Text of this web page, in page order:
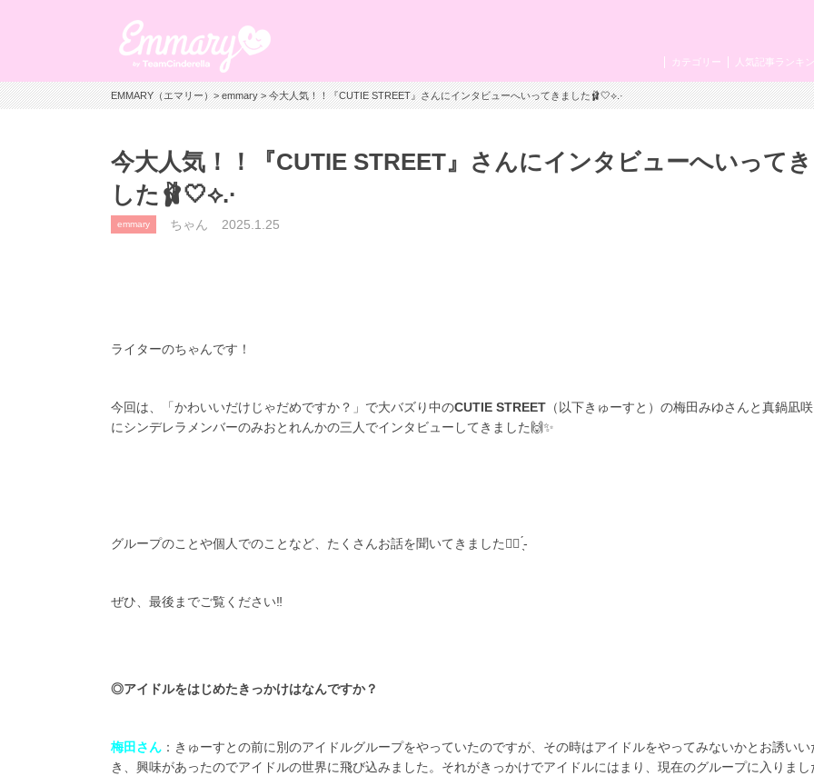
人気記事ランキ
カテゴリー
EMMARY（エマリー）>emmary> 今大人気！！『CUTIE STREET』さんにインタビューへいってきました🩰🤍⟡.·
今大人気！！『CUTIE STREET』さんにインタビューへいってき
した🩰🤍⟡.·
emmary ちゃん 2025.1.25
ライターのちゃんです！
今回は、「かわいいだけじゃだめですか？」で大バズり中のCUTIE STREET （以下きゅーすと）の梅田みゆさんと真鍋凪
にシンデレラメンバーのみおとれんかの三人でインタビューしてきました🙌✨
グループのことや個人でのことなど、たくさんお話を聞いてきました👂🏻 ̖́-
ぜひ、最後までご覧ください‼️
◎アイドルをはじめたきっかけはなんですか？
梅田さん ：きゅーすとの前に別のアイドルグループをやっていたのですが、その時はアイドルをやってみないかとお誘いい
き、興味があったのでアイドルの世界に飛び込みました。それがきっかけでアイドルにはまり、現在のグループに入りまし